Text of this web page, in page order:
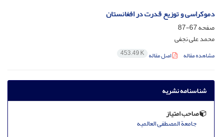
دموکراسی و توزیع قدرت در افغانستان
صفحه67-87
محمد علی نجفی
مشاهده مقاله اصل مقاله 453.49 K
شناسنامه نشریه
صاحب امتیاز
جامعة المصطفی العالمیه